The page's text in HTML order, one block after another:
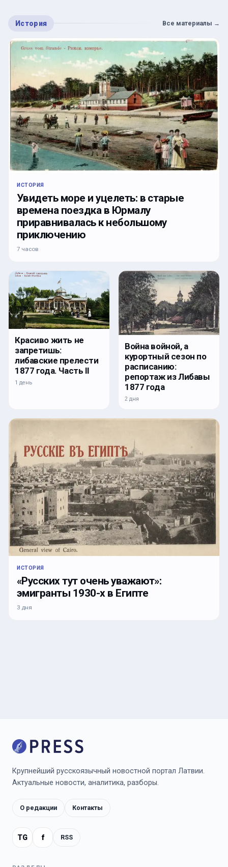
История Все материалы →
ИСТОРИЯ
Увидеть море и уцелеть: в старые
времена поездка в Юрмалу
приравнивалась к небольшому
приключению
7 часов
Красиво жить не
запретишь:
либавские прелести
1877 года. Часть II
1 день
Война войной, а
курортный сезон по
расписанию:
репортаж из Либавы
1877 года
2 дня
ИСТОРИЯ
«Русских тут очень уважают»:
эмигранты 1930-х в Египте
3 дня
Крупнейший русскоязычный новостной портал Латвии.
Актуальные новости, аналитика, разборы.
О редакции Контакты
TG f RSS